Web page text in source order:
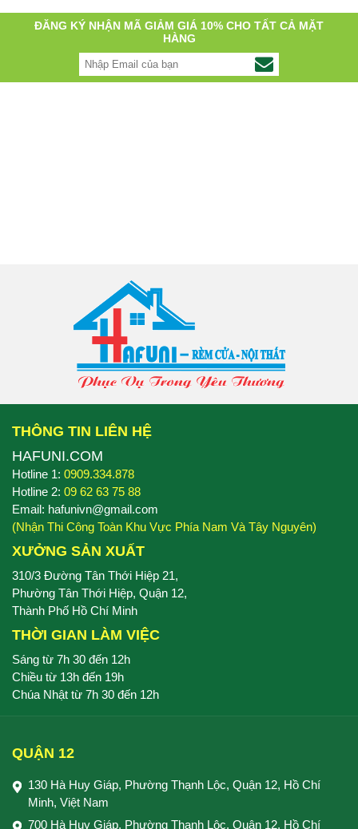
ĐĂNG KÝ NHẬN MÃ GIẢM GIÁ 10% CHO TẤT CẢ MẶT
HÀNG
THÔNG TIN LIÊN HỆ
HAFUNI.COM
Hotline 1: 0909.334.878
Hotline 2: 09 62 63 75 88
Email: hafunivn@gmail.com
(Nhận Thi Công Toàn Khu Vực Phía Nam Và Tây Nguyên)
XƯỞNG SẢN XUẤT
310/3 Đường Tân Thới Hiệp 21,
Phường Tân Thới Hiệp, Quận 12,
Thành Phố Hồ Chí Minh
THỜI GIAN LÀM VIỆC
Sáng từ 7h 30 đến 12h
Chiều từ 13h đến 19h
Chúa Nhật từ 7h 30 đến 12h
QUẬN 12
130 Hà Huy Giáp, Phường Thạnh Lộc, Quận 12, Hồ Chí
Minh, Việt Nam
700 Hà Huy Giáp, Phường Thạnh Lộc, Quận 12, Hồ Chí